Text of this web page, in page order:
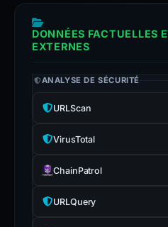
DONNÉES FACTUELLES
EXTERNES
ANALYSE DE SÉCURITÉ
URLScan
VirusTotal
ChainPatrol
URLQuery